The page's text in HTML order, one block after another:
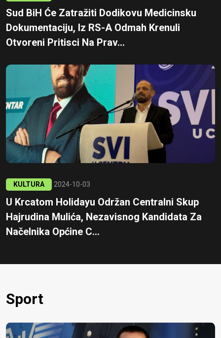
Sud BiH Će Zatražiti Dodikovu Medicinsku
Dokumentaciju, Iz RS-A Odmah Krenuli
Otvoreni Pritisci Na Prav...
KULTURA 2024-10-03
U Krcatom Holidayu Održan Centralni Skup
Hajrudina Mulića, Nezavisnog Kandidata Za
Načelnika Općine C...
Sport